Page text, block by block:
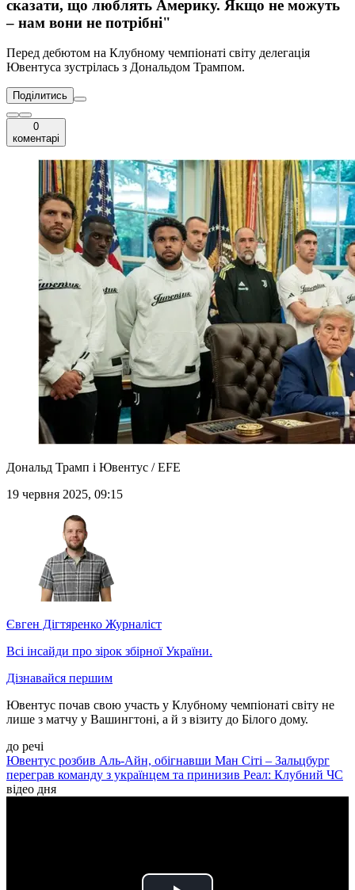
сказати, що люблять Америку. Якщо не можуть
– нам вони не потрібні"
Перед дебютом на Клубному чемпіонаті світу делегація
Ювентуса зустрілась з Дональдом Трампом.
Поділитись
0
коментарі
Дональд Трамп і Ювентус / EFE
19 червня 2025, 09:15
Євген Дігтяренко Журналіст
Всі інсайди про зірок збірної України.
Дізнавайся першим
Ювентус почав свою участь у Клубному чемпіонаті світу не
лише з матчу у Вашингтоні, а й з візиту до Білого дому.
до речі
Ювентус розбив Аль-Айн, обігнавши Ман Сіті – Зальцбург
переграв команду з українцем та принизив Реал: Клубний ЧС
відео дня